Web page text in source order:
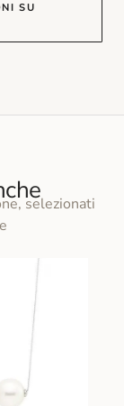
SU
selezionati